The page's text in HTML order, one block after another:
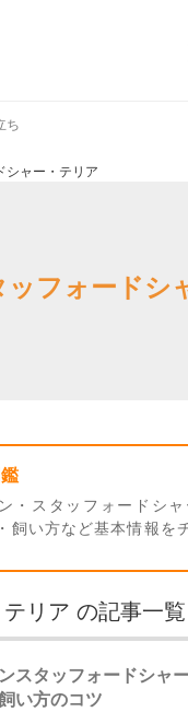
ち
シャー・テリア
フォードシ
・スタッフォードシ
飼い方など基本情報を
リア の記事一覧
スタッフォードシャ
い方のコツ